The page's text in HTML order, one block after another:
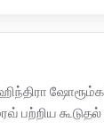
கூடுதல்